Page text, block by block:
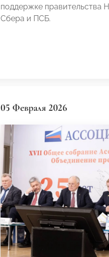
поддержке правительства
Сбера и ПСБ.
05 Февраля 2026